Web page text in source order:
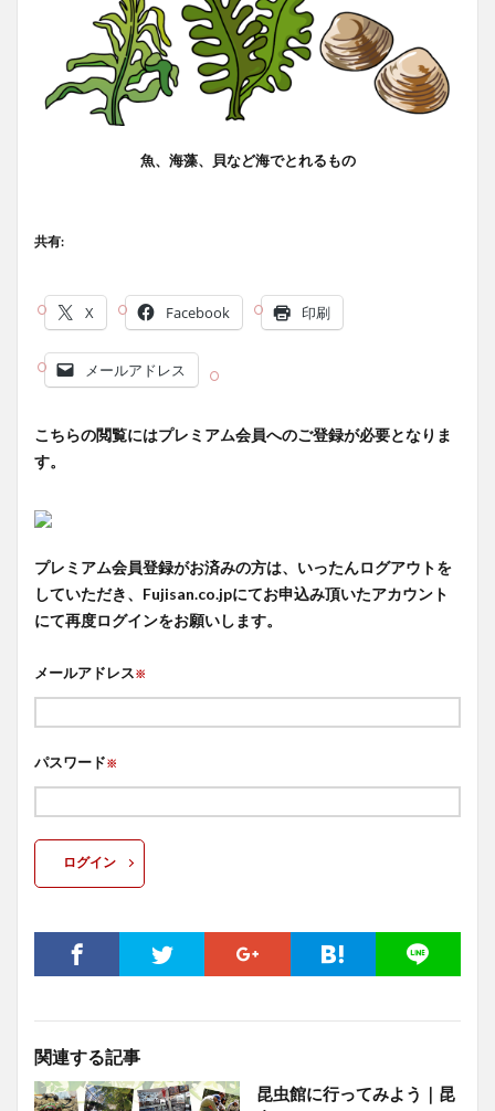
魚、海藻、貝など海でとれるもの
共有:
X Facebook 印刷
メールアドレス
こちらの閲覧にはプレミアム会員へのご登録が必要となりま
す。
プレミアム会員登録がお済みの方は、いったんログアウトを
していただき、Fujisan.co.jpにてお申込み頂いたアカウント
にて再度ログインをお願いします。
メールアドレス※
パスワード※
ログイン
関連する記事
昆虫館に行ってみよう｜昆